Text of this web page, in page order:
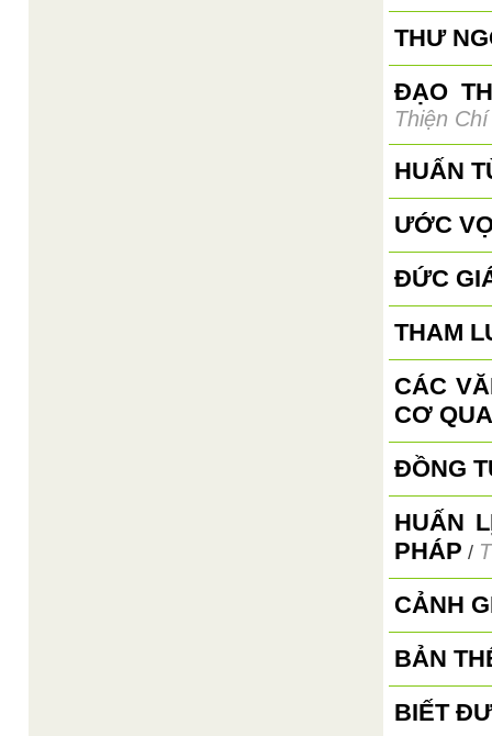
THƯ
ĐẠO
Thiện Chí
HUẤN
ƯỚC
ĐỨC
THAM
CÁC
CƠ
ĐỒNG
HUẤN
PHÁP /
CẢNH
BẢN
BIẾT